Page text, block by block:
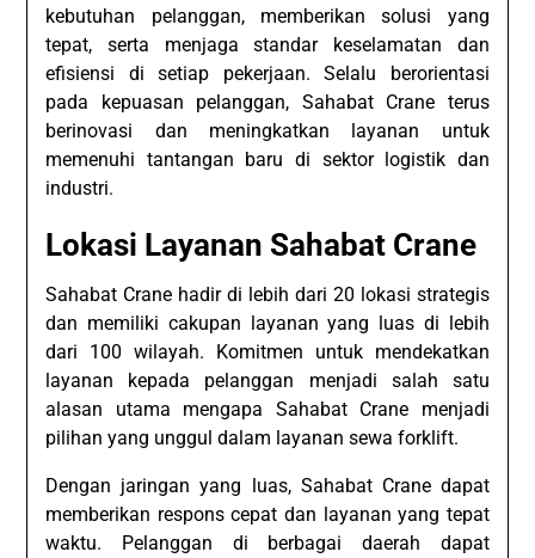
kebutuhan pelanggan, memberikan solusi yang
tepat, serta menjaga standar keselamatan dan
efisiensi di setiap pekerjaan. Selalu berorientasi
pada kepuasan pelanggan, Sahabat Crane terus
berinovasi dan meningkatkan layanan untuk
memenuhi tantangan baru di sektor logistik dan
industri.
Lokasi Layanan Sahabat Crane
Sahabat Crane hadir di lebih dari 20 lokasi strategis
dan memiliki cakupan layanan yang luas di lebih
dari 100 wilayah. Komitmen untuk mendekatkan
layanan kepada pelanggan menjadi salah satu
alasan utama mengapa Sahabat Crane menjadi
pilihan yang unggul dalam layanan sewa forklift.
Dengan jaringan yang luas, Sahabat Crane dapat
memberikan respons cepat dan layanan yang tepat
waktu. Pelanggan di berbagai daerah dapat